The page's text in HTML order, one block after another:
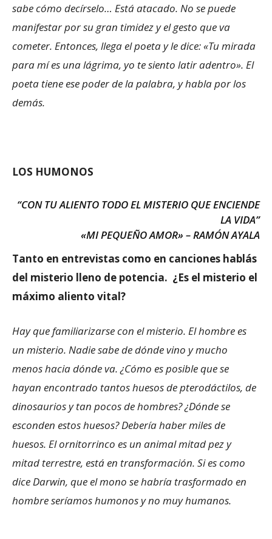
sabe cómo decírselo… Está atacado. No se puede
manifestar por su gran timidez y el gesto que va
cometer. Entonces, llega el poeta y le dice: «Tu mirada
para mí es una lágrima, yo te siento latir adentro». El
poeta tiene ese poder de la palabra, y habla por los
demás.
LOS HUMONOS
“CON TU ALIENTO TODO EL MISTERIO QUE ENCIENDE
LA VIDA”
«MI PEQUEÑO AMOR» – RAMÓN AYALA
Tanto en entrevistas como en canciones hablás
del misterio lleno de potencia. ¿Es el misterio el
máximo aliento vital?
Hay que familiarizarse con el misterio. El hombre es
un misterio. Nadie sabe de dónde vino y mucho
menos hacia dónde va. ¿Cómo es posible que se
hayan encontrado tantos huesos de pterodáctilos, de
dinosaurios y tan pocos de hombres? ¿Dónde se
esconden estos huesos? Debería haber miles de
huesos. El ornitorrinco es un animal mitad pez y
mitad terrestre, está en transformación. Si es como
dice Darwin, que el mono se habría trasformado en
hombre seríamos humonos y no muy humanos.